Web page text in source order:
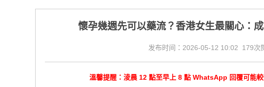
懷孕幾週先可以藥流？香港女生最關心：
发布时间：2026-05-12 10:02 179次
溫馨提醒：淩晨 12 點至早上 8 點 WhatsApp 回覆可能